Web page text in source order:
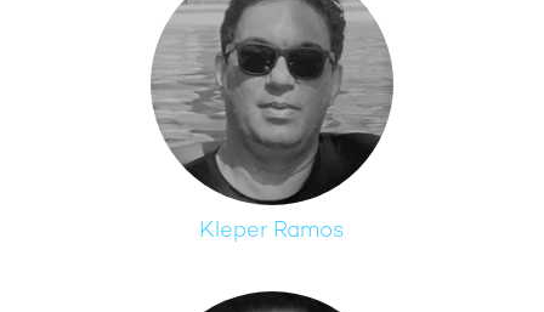
Kleper Ramos